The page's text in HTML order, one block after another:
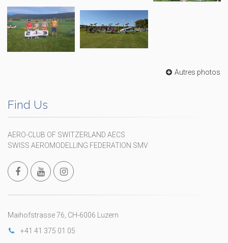
Autres photos
Find Us
AERO-CLUB OF SWITZERLAND AECS
SWISS AEROMODELLING FEDERATION SMV
Maihofstrasse 76, CH-6006 Luzern
+41 41 375 01 05